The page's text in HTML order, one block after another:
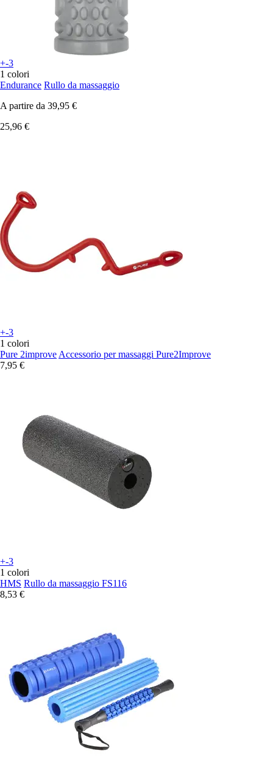
+-3
1 colori
Endurance Rullo da massaggio
A partire da 39,95 €
25,96 €
+-3
1 colori
Pure 2improve Accessorio per massaggi Pure2Improve
7,95 €
+-3
1 colori
HMS Rullo da massaggio FS116
8,53 €